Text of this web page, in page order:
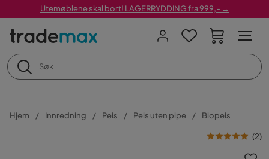
Utemøblene skal bort! LAGERRYDDING fra 999,- →
Hjem Innredning Peis Peis uten pipe Biopeis
(2)